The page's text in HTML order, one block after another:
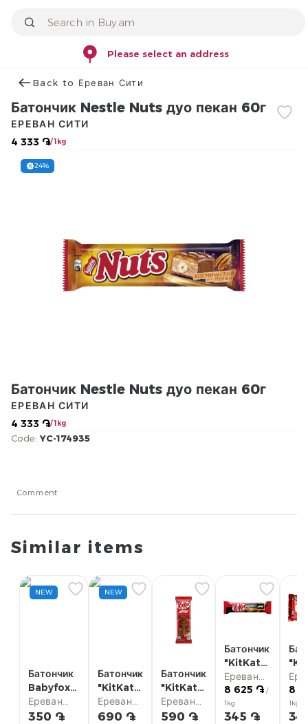
Please select an address
Back to Ереван Сити
Батончик Nestle Nuts дуо пекан 60г
4 333 ֏/ 1kg
ЕРЕВАН СИТИ
24%
Батончик Nestle Nuts дуо пекан 60г
4 333 ֏/ 1kg
ЕРЕВАН СИТИ
Code: YC-174935
Comment
Similar items
NEW
Батончик
Babyfox
Дубайский
шок-фист.
Ереван
Сити
350 ֏
NEW
Батончик
"KitKat"
4Finger
печ.
Ереван
Сити
690 ֏
Батончик
"KitKat"
F1 б/г
29г
Ереван
Сити
590 ֏
Батончик
"KitKat"
Chunky
карамель
40г
Ереван
Сити
8 625 ֏ /
1kg
345 ֏
8
1kg